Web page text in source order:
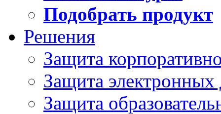
Подобрать продукт
Решения
Защита
Защита электронных
Защита